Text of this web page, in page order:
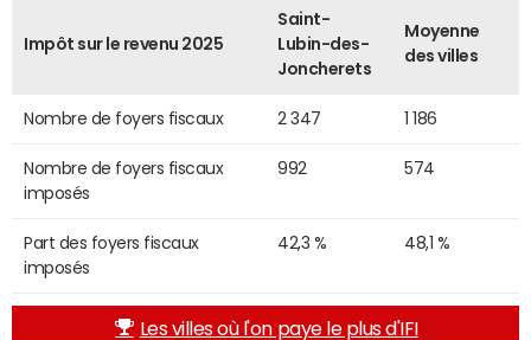
Impôt sur le revenu 2025
Saint-
Lubin-des-
Joncherets
Moyenne
des villes
Nombre de foyers fiscaux 2 347 1 186
Nombre de foyers fiscaux
imposés
992 574
Part des foyers fiscaux
imposés
42,3 % 48,1 %
Les villes où l'on paye le plus d'IFI